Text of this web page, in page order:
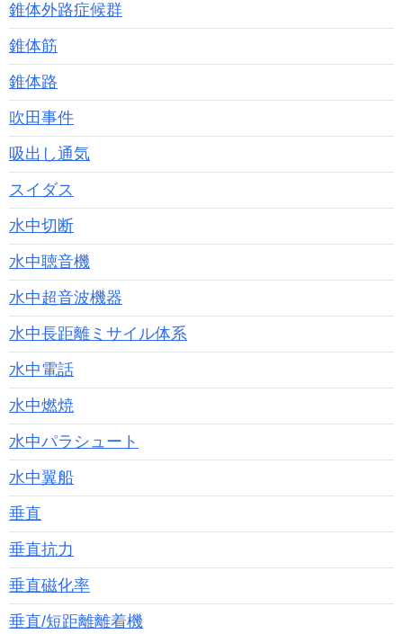
錐体外路症候群
錐体筋
錐体路
吹田事件
吸出し通気
スイダス
水中切断
水中聴音機
水中超音波機器
水中長距離ミサイル体系
水中電話
水中燃焼
水中パラシュート
水中翼船
垂直
垂直抗力
垂直磁化率
垂直/短距離離着機